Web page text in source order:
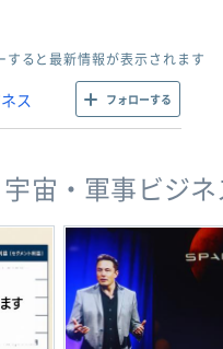
すると最新情報が表示されます
ス フォローする
宙・軍事ビジ